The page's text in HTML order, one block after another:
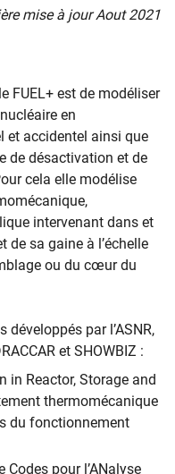
mise à jour Aout 2021
FUEL+ est de modéliser
en
et accidentel ainsi que
de désactivation et de
cela elle modélise
intervenant dans et
de sa gaine à l’échelle
ou du cœur du
par l’ASNR,
et SHOWBIZ :
in Reactor, Storage and
thermomécanique
du fonctionnement
Codes pour l’ANalyse